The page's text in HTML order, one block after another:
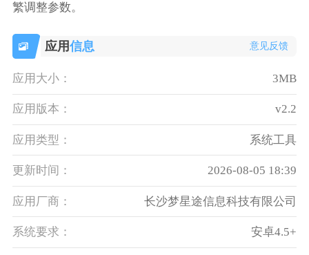
繁调整参数。
应用信息 意见反馈
应用大小： 3MB
应用版本： v2.2
应用类型： 系统工具
更新时间： 2026-08-05 18:39
应用厂商： 长沙梦星途信息科技有限公司
系统要求： 安卓4.5+